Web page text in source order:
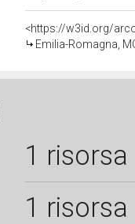
<https://w3id.org/
Emilia-Romagna,
1 risorsa
1 risorsa